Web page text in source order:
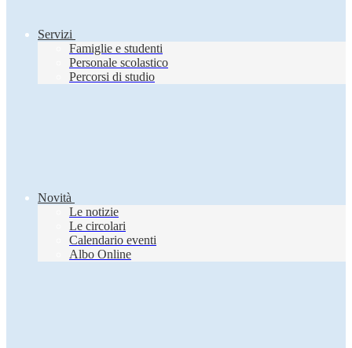
Servizi
Famiglie e studenti
Personale scolastico
Percorsi di studio
Novità
Le notizie
Le circolari
Calendario eventi
Albo Online